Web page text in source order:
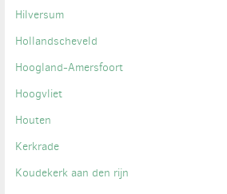
Hilversum
Hollandscheveld
Hoogland-Amersfoort
Hoogvliet
Houten
Kerkrade
Koudekerk aan den rijn